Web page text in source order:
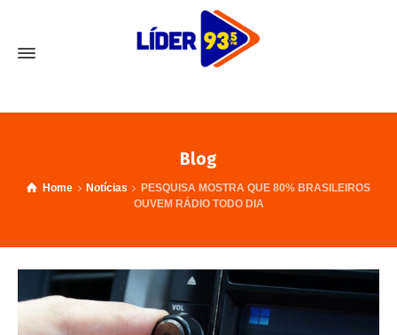
Blog
Home Notícias
PESQUISA MOSTRA QUE 80% BRASILEIROS
OUVEM RÁDIO TODO DIA